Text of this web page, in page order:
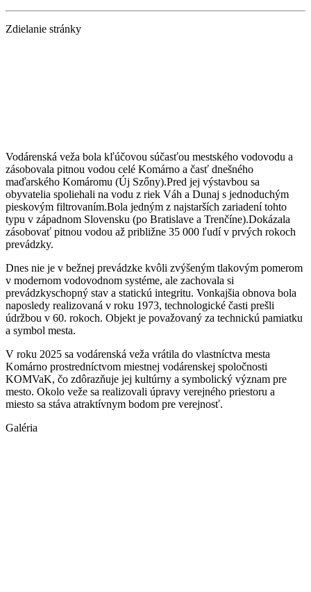
Zdielanie stránky
Vodárenská veža bola kľúčovou súčasťou mestského vodovodu a
zásobovala pitnou vodou celé Komárno a časť dnešného
maďarského Komáromu (Új Szőny).Pred jej výstavbou sa
obyvatelia spoliehali na vodu z riek Váh a Dunaj s jednoduchým
pieskovým filtrovaním.Bola jedným z najstarších zariadení tohto
typu v západnom Slovensku (po Bratislave a Trenčíne).Dokázala
zásobovať pitnou vodou až približne 35 000 ľudí v prvých rokoch
prevádzky.
Dnes nie je v bežnej prevádzke kvôli zvýšeným tlakovým pomerom
v modernom vodovodnom systéme, ale zachovala si
prevádzkyschopný stav a statickú integritu. Vonkajšia obnova bola
naposledy realizovaná v roku 1973, technologické časti prešli
údržbou v 60. rokoch. Objekt je považovaný za technickú pamiatku
a symbol mesta.
V roku 2025 sa vodárenská veža vrátila do vlastníctva mesta
Komárno prostredníctvom miestnej vodárenskej spoločnosti
KOMVaK, čo zdôrazňuje jej kultúrny a symbolický význam pre
mesto. Okolo veže sa realizovali úpravy verejného priestoru a
miesto sa stáva atraktívnym bodom pre verejnosť.
Galéria